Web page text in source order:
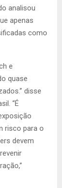
analisou
apenas
como
e
quase
disse
“É
risco para o
devem